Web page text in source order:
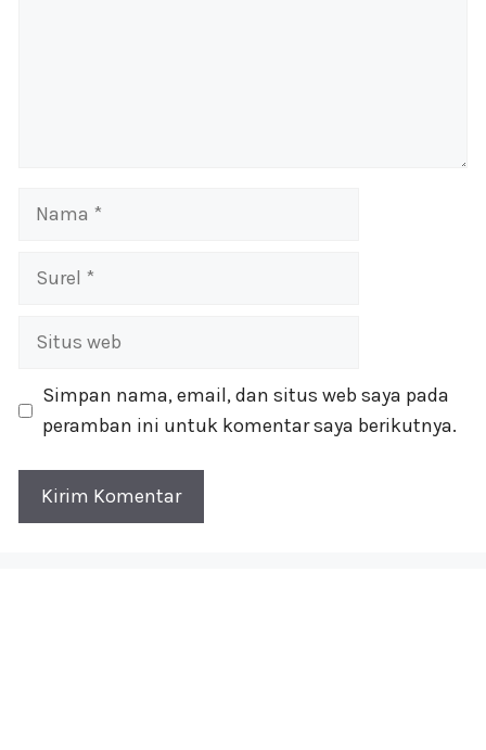
Nama
Surel
Situs
Simpan nama, email, dan situs web saya pada
peramban ini untuk komentar saya berikutnya.